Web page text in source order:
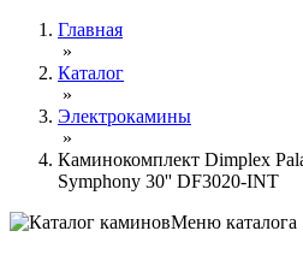
Главная
»
Каталог
»
Электрокамины
»
Каминокомплект Dimplex
Symphony 30'' DF3020-INT
Меню каталога